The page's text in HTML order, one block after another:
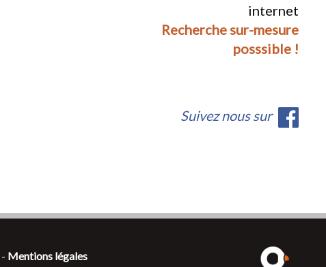
internet
Recherche sur-mesure
posssible !
Suivez nous sur
- Mentions légales